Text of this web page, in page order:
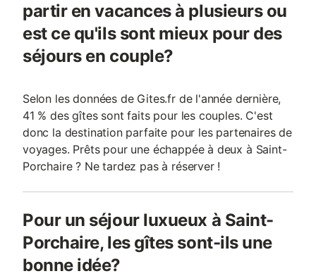
partir en vacances à plusieurs ou
est ce qu'ils sont mieux pour des
séjours en couple?
Selon les données de Gites.fr de l'année dernière,
41 % des gîtes sont faits pour les couples. C'est
donc la destination parfaite pour les partenaires de
voyages. Prêts pour une échappée à deux à Saint-
Porchaire ? Ne tardez pas à réserver !
Pour un séjour luxueux à Saint-
Porchaire, les gîtes sont-ils une
bonne idée?